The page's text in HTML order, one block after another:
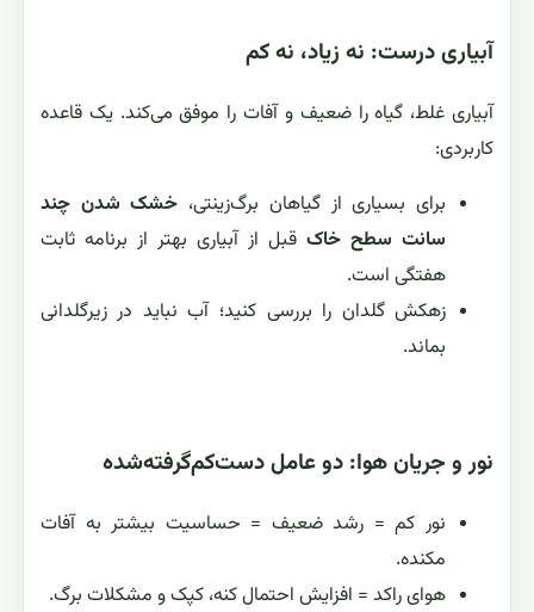
آبیاری درست: نه زیاد، نه کم
آبیاری غلط، گیاه را ضعیف و آفات را موفق می‌کند. یک قاعده
کاربردی:
برای بسیاری از گیاهان برگ‌زینتی، خشک شدن چند
سانت سطح خاکقبل از آبیاری بهتر از برنامه ثابت
هفتگی است.
زهکش گلدان را بررسی کنید؛ آب نباید در زیرگلدانی
بماند.
نور و جریان هوا: دو عامل دست‌کم‌گرفته‌شده
نور کم = رشد ضعیف = حساسیت بیشتر به آفات
مکنده.
هوای راکد = افزایش احتمال کنه، کپک و مشکلات برگ.